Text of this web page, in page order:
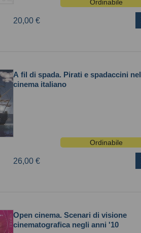
Ordinabile
20,00 €
A fil di spada. Pirati e spadaccini nel
cinema italiano
Ordinabile
26,00 €
Open cinema. Scenari di visione
cinematografica negli anni '10